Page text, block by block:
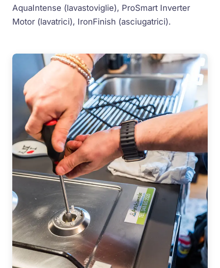
AquaIntense (lavastoviglie), ProSmart Inverter
Motor (lavatrici), IronFinish (asciugatrici).